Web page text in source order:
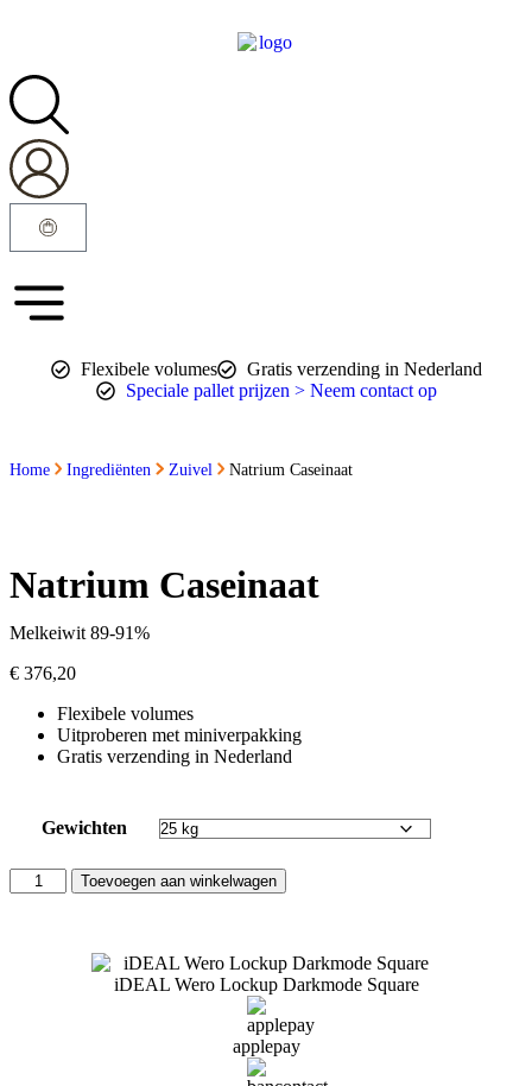
Flexibele volumes
Gratis verzending in Nederland
Speciale pallet prijzen > Neem contact op
Home Ingrediënten Zuivel Natrium Caseinaat
Natrium Caseinaat
Melkeiwit 89-91%
€ 376,20
Flexibele volumes
Uitproberen met miniverpakking
Gratis verzending in Nederland
Gewichten
Toevoegen aan winkelwagen
iDEAL Wero Lockup Darkmode Square
applepay